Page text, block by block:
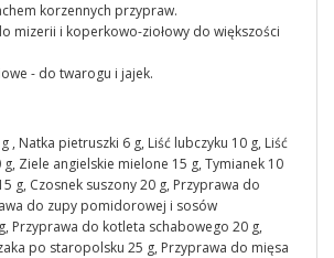
korzennych przypraw.
mizerii i koperkowo-ziołowy do większości
- do twarogu i jajek.
, Natka pietruszki 6 g, Liść lubczyku 10 g, Liść
Ziele angielskie mielone 15 g, Tymianek 10
g, Czosnek suszony 20 g, Przyprawa do
do zupy pomidorowej i sosów
Przyprawa do kotleta schabowego 20 g,
po staropolsku 25 g, Przyprawa do mięsa